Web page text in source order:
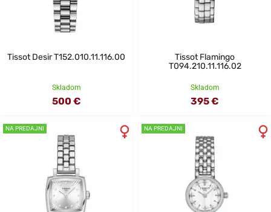
Tissot Desir T152.010.11.116.00
Skladom
500 €
Tissot Flamingo
T094.210.11.116.02
Skladom
395 €
NA PREDAJNI NA PREDAJNI